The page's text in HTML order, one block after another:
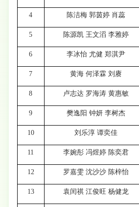
4 陈洁梅 郭茵婷 肖蕊
5 陈源凯 王文滔 李雅婷
6 李冰怡 尤健 郑淇尹
7 黄海 何泽霖 刘赓
8 卢志达 罗海涛 黄惠敏
9 樊逸阳 钟妍 李树杰
10 刘乐淳 谭奕佳
11 李婉彤 冯煜婷 陈奕君
12 罗嘉雯 沈沙沙 陈梓怡
13 袁闰祺 江俊旺 杨健龙